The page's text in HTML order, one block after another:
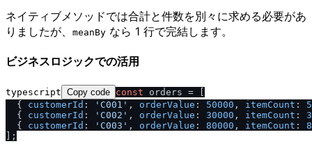
ネイティブメソッドでは合計と件数を別々に求める必要があ
りましたが、
meanBy なら 1 行で完結します。
ビジネスロジックでの活用
typescript Copy code const orders = [
  {
customerId : 'C001' , orderValue : 50000 , itemCount : 5
  {
customerId : 'C002' , orderValue : 30000 , itemCount : 3
  {
customerId : 'C003' , orderValue : 80000 , itemCount : 8
];